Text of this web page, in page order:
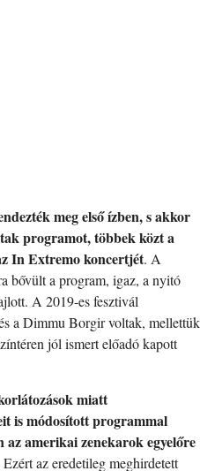
meg első ízben, s akkor
programot, többek közt a
In Extremo koncertjét. A
bővült a program, igaz, a nyitó
A 2019-es fesztivál
a Dimmu Borgir voltak, mellettük
jól ismert előadó kapott
miatt
is módosított programmal
amerikai zenekarok egyelőre
Ezért az eredetileg meghirdetett